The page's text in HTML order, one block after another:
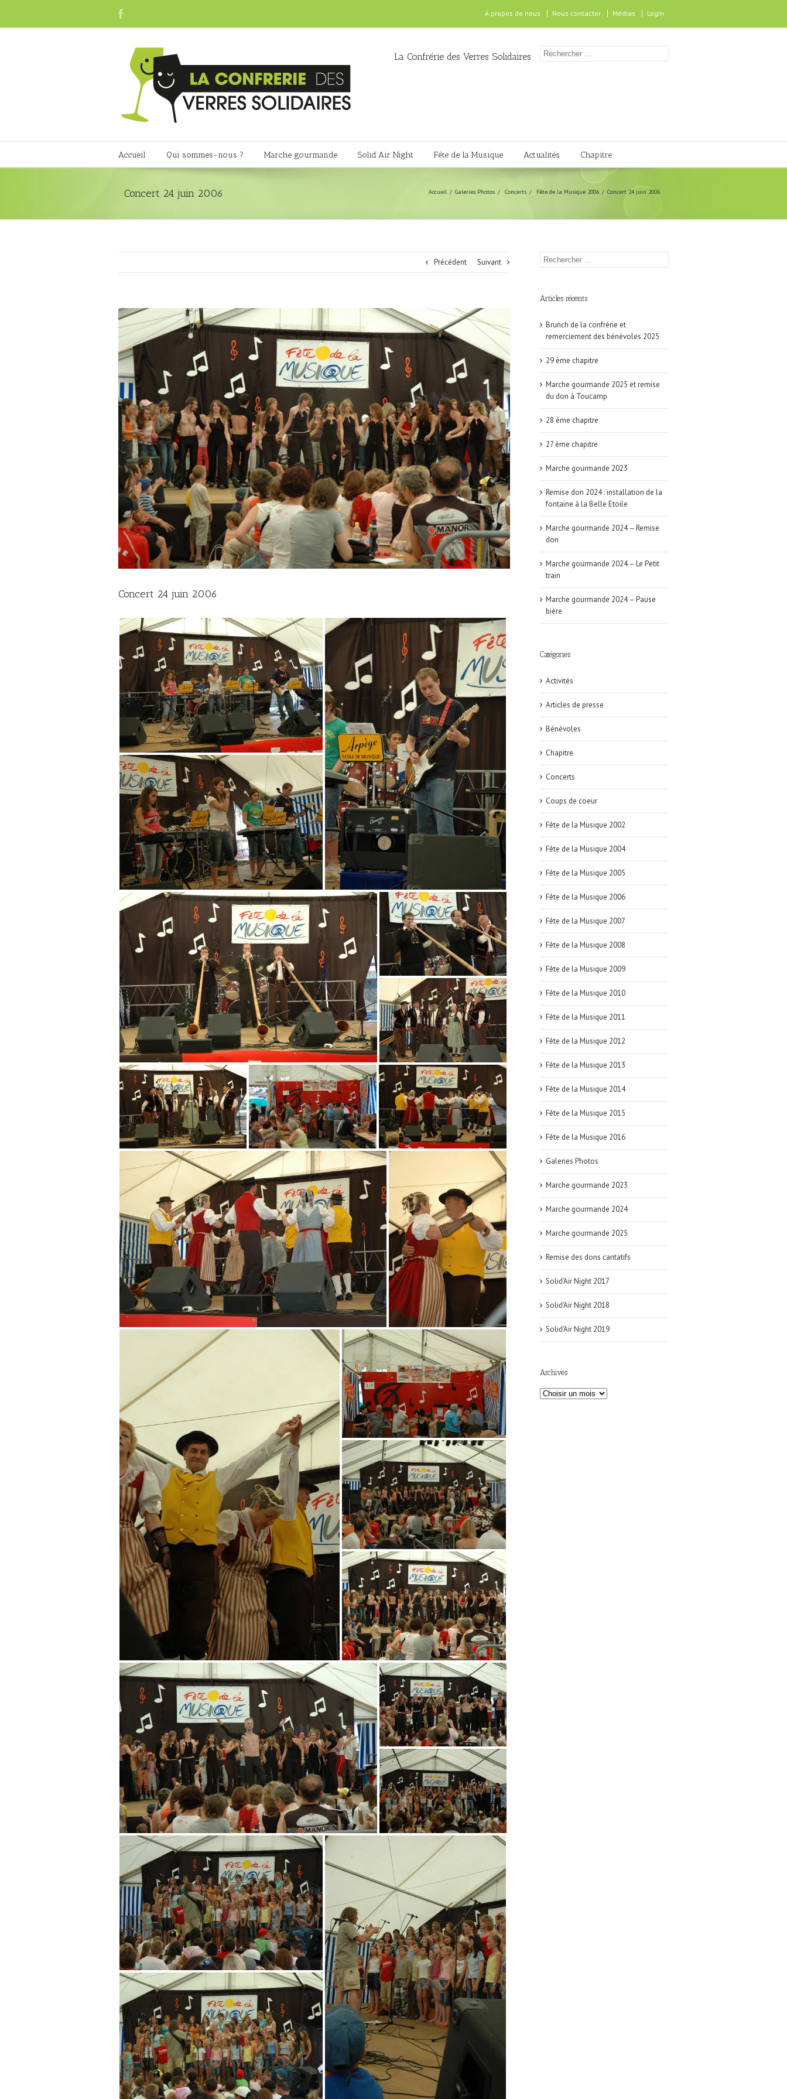
A propos de nous Nous contacter Médias Login
La Confrérie des Verres Solidaires
Accueil Qui sommes-nous ? Marche gourmande Solid’Air Night Fête de la Musique Actualités Chapitre
Concert 24 juin 2006 Accueil Galeries Photos Concerts Fête de la Musique 2006 Concert 24 juin 2006
Précédent Suivant
Concert 24 juin 2006
Articles récents
Brunch de la confrérie et
remerciement des bénévoles 2025
29 ème chapitre
Marche gourmande 2025 et remise
du don à Toucamp
28 ème chapitre
27 ème chapitre
Marche gourmande 2023
Remise don 2024 : installation de la
fontaine à la Belle Etoile
Marche gourmande 2024 – Remise
don
Marche gourmande 2024 – Le Petit
train
Marche gourmande 2024 – Pause
bière
Catégories
Activités
Articles de presse
Bénévoles
Chapitre
Concerts
Coups de coeur
Fête de la Musique 2002
Fête de la Musique 2004
Fête de la Musique 2005
Fête de la Musique 2006
Fête de la Musique 2007
Fête de la Musique 2008
Fête de la Musique 2009
Fête de la Musique 2010
Fête de la Musique 2011
Fête de la Musique 2012
Fête de la Musique 2013
Fête de la Musique 2014
Fête de la Musique 2015
Fête de la Musique 2016
Galeries Photos
Marche gourmande 2023
Marche gourmande 2024
Marche gourmande 2025
Remise des dons caritatifs
Solid'Air Night 2017
Solid'Air Night 2018
Solid'Air Night 2019
Archives